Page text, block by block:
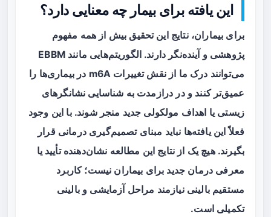
این یافته برای بیمار چه معنایی دارد؟
برای بیماران، نتایج این تحقیق بیش از همه مفهوم
پژوهشی و آینده‌نگر دارند. الگوریتم‌هایی مانند EBBM
می‌توانند درک ما از نقش تغییرات m6A در بیماری‌ها را
عمیق‌تر کنند و در درازمدت به شناسایی نشانگرهای
زیستی یا اهداف مولکولی جدید منجر شوند. با این وجود
فعلاً این یافته‌ها نباید مبنای تصمیم‌گیری درمانی قرار
بگیرند. هیچ یک از نتایج این مطالعه نشان‌دهنده تأیید یا
معرفی درمان جدید برای بیماران نیست؛ کاربرد
مستقیم بالینی نیازمند مراحل آزمایشی و بالینی
تکمیلی است.